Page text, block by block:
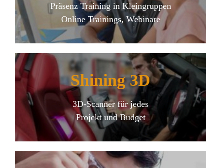
Präsenz Training in Kleingruppen
Online Trainings, Webinare
Shining 3D
3D-Scanner für jedes
Projekt und Budget